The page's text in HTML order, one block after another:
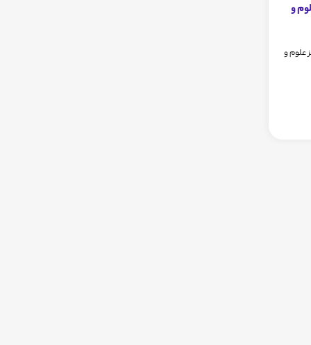
و
علوم و